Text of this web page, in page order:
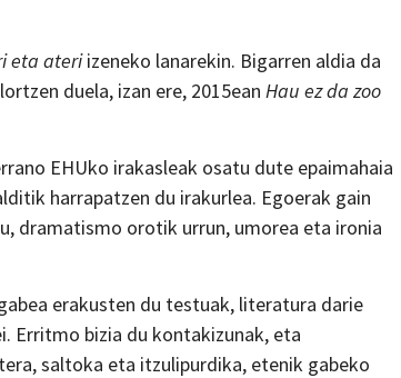
eta ateriizeneko lanarekin. Bigarren aldia da
duela, izan ere, 2015ean Hau ez da zoo
EHUko irakasleak osatu dute epaimahaia
harrapatzen du irakurlea. Egoerak gain
dramatismo orotik urrun, umorea eta ironia
erakusten du testuak, literatura darie
Erritmo bizia du kontakizunak, eta
saltoka eta itzulipurdika, etenik gabeko